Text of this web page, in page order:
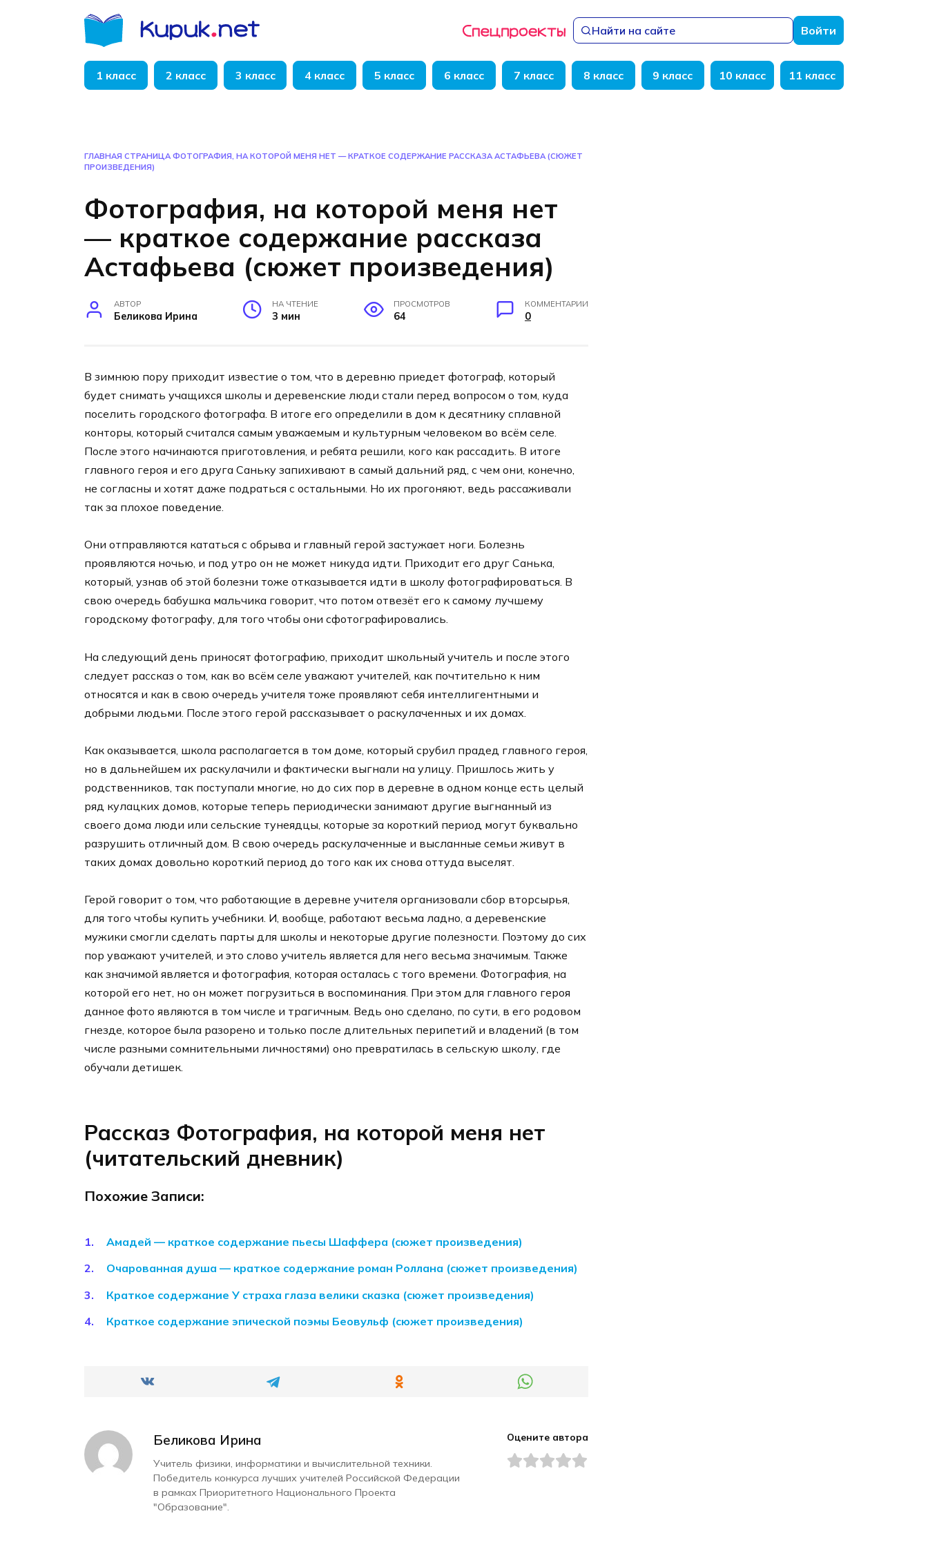
Найти на сайте Войти
1 класс 2 класс 3 класс 4 класс 5 класс 6 класс 7 класс 8 класс 9 класс 10 класс 11 класс
ГЛАВНАЯ СТРАНИЦА ФОТОГРАФИЯ, НА КОТОРОЙ МЕНЯ НЕТ — КРАТКОЕ СОДЕРЖАНИЕ РАССКАЗА АСТАФЬЕВА (СЮЖЕТ
ПРОИЗВЕДЕНИЯ)
Фотография, на которой меня нет
— краткое содержание рассказа
Астафьева (сюжет произведения)
АВТОР
Беликова Ирина
НА ЧТЕНИЕ
3 мин
ПРОСМОТРОВ
64
КОММЕНТАРИИ
0
В зимнюю пору приходит известие о том, что в деревню приедет фотограф, который
будет снимать учащихся школы и деревенские люди стали перед вопросом о том, куда
поселить городского фотографа. В итоге его определили в дом к десятнику сплавной
конторы, который считался самым уважаемым и культурным человеком во всём селе.
После этого начинаются приготовления, и ребята решили, кого как рассадить. В итоге
главного героя и его друга Саньку запихивают в самый дальний ряд, с чем они, конечно,
не согласны и хотят даже подраться с остальными. Но их прогоняют, ведь рассаживали
так за плохое поведение.
Они отправляются кататься с обрыва и главный герой застужает ноги. Болезнь
проявляются ночью, и под утро он не может никуда идти. Приходит его друг Санька,
который, узнав об этой болезни тоже отказывается идти в школу фотографироваться. В
свою очередь бабушка мальчика говорит, что потом отвезёт его к самому лучшему
городскому фотографу, для того чтобы они сфотографировались.
На следующий день приносят фотографию, приходит школьный учитель и после этого
следует рассказ о том, как во всём селе уважают учителей, как почтительно к ним
относятся и как в свою очередь учителя тоже проявляют себя интеллигентными и
добрыми людьми. После этого герой рассказывает о раскулаченных и их домах.
Как оказывается, школа располагается в том доме, который срубил прадед главного героя,
но в дальнейшем их раскулачили и фактически выгнали на улицу. Пришлось жить у
родственников, так поступали многие, но до сих пор в деревне в одном конце есть целый
ряд кулацких домов, которые теперь периодически занимают другие выгнанный из
своего дома люди или сельские тунеядцы, которые за короткий период могут буквально
разрушить отличный дом. В свою очередь раскулаченные и высланные семьи живут в
таких домах довольно короткий период до того как их снова оттуда выселят.
Герой говорит о том, что работающие в деревне учителя организовали сбор вторсырья,
для того чтобы купить учебники. И, вообще, работают весьма ладно, а деревенские
мужики смогли сделать парты для школы и некоторые другие полезности. Поэтому до сих
пор уважают учителей, и это слово учитель является для него весьма значимым. Также
как значимой является и фотография, которая осталась с того времени. Фотография, на
которой его нет, но он может погрузиться в воспоминания. При этом для главного героя
данное фото являются в том числе и трагичным. Ведь оно сделано, по сути, в его родовом
гнезде, которое была разорено и только после длительных перипетий и владений (в том
числе разными сомнительными личностями) оно превратилась в сельскую школу, где
обучали детишек.
Рассказ Фотография, на которой меня нет
(читательский дневник)
Похожие Записи:
Амадей — краткое содержание пьесы Шаффера (сюжет произведения)
Очарованная душа — краткое содержание роман Роллана (сюжет произведения)
Краткое содержание У страха глаза велики сказка (сюжет произведения)
Краткое содержание эпической поэмы Беовульф (сюжет произведения)
Беликова Ирина
Учитель физики, информатики и вычислительной техники.
Победитель конкурса лучших учителей Российской Федерации
в рамках Приоритетного Национального Проекта
"Образование".
Оцените автора